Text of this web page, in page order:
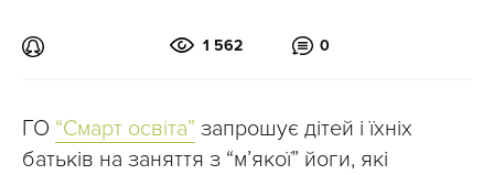
1 562 0
ГО “Смарт освіта” запрошує дітей і їхніх
батьків на заняття з “м’якої” йоги, які